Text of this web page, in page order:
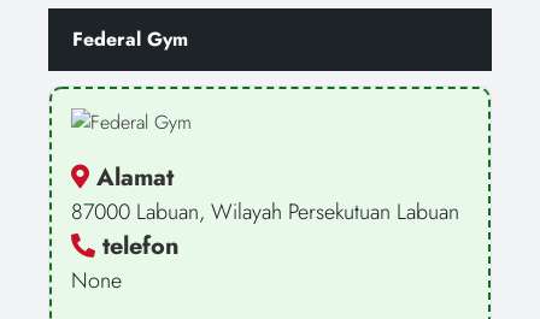
Federal Gym
Alamat
87000 Labuan, Wilayah Persekutuan Labuan
telefon
None